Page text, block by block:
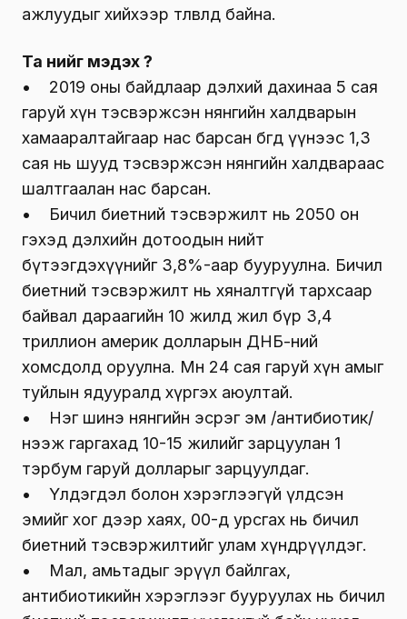
ажлуудыг хийхээр төлөвлөөд байна.
Та үүнийг мэдэх үү?
• 2019 оны байдлаар дэлхий дахинаа 5 сая
гаруй хүн тэсвэржсэн нянгийн халдварын
хамааралтайгаар нас барсан бөгөөд үүнээс 1,3
сая нь шууд тэсвэржсэн нянгийн халдвараас
шалтгаалан нас барсан.
• Бичил биетний тэсвэржилт нь 2050 он
гэхэд дэлхийн дотоодын нийт
бүтээгдэхүүнийг 3,8%-аар бууруулна. Бичил
биетний тэсвэржилт нь хяналтгүй тархсаар
байвал дараагийн 10 жилд жил бүр 3,4
триллион америк долларын ДНБ-ний
хомсдолд оруулна. Мөн 24 сая гаруй хүн амыг
туйлын ядууралд хүргэх аюултай.
• Нэг шинэ нянгийн эсрэг эм /антибиотик/
нээж гаргахад 10-15 жилийг зарцуулан 1
тэрбум гаруй долларыг зарцуулдаг.
• Үлдэгдэл болон хэрэглээгүй үлдсэн
эмийг хог дээр хаях, 00-д урсгах нь бичил
биетний тэсвэржилтийг улам хүндрүүлдэг.
• Мал, амьтадыг эрүүл байлгах,
антибиотикийн хэрэглээг бууруулах нь бичил